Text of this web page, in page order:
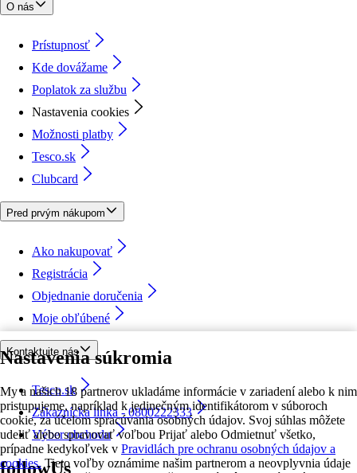
Nastavenia súkromia
My a našich 18 partnerov ukladáme informácie v zariadení alebo k nim
pristupujeme, napríklad k jedinečným identifikátorom v súboroch
cookie, za účelom spracúvania osobných údajov. Svoj súhlas môžete
udeliť alebo spravovať voľbou Prijať alebo Odmietnuť všetko,
prípadne kedykoľvek v Pravidlách pre ochranu osobných údajov a
cookies. Tieto voľby oznámime našim partnerom a neovplyvnia údaje
O nás
Prístupnosť
Kde dovážame
Poplatok za službu
Nastavenia cookies
Možnosti platby
Tesco.sk
Clubcard
Pred prvým nákupom
Ako nakupovať
Registrácia
Objednanie doručenia
Moje obľúbené
Kontaktujte nás
Tesco.sk
Zákaznícka linka - 0800222333
Výber obchodu
followUs